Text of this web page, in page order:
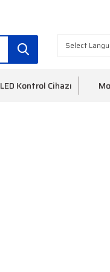
LED Kontrol Cihazı